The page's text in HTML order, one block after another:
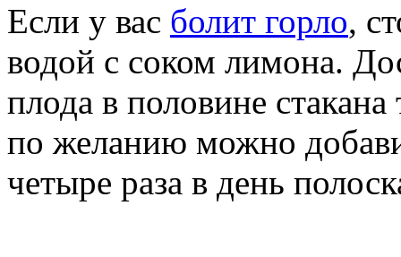
Если у вас болит горло,
водой с соком лимона.
плода в половине
по желанию можно
четыре раза в день